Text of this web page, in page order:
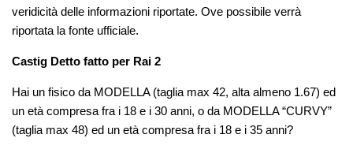
veridicità delle informazioni riportate. Ove possibile verrà
riportata la fonte ufficiale.
Castig Detto fatto per Rai 2
Hai un fisico da MODELLA (taglia max 42, alta almeno 1.67) ed
un età compresa fra i 18 e i 30 anni, o da MODELLA “CURVY”
(taglia max 48) ed un età compresa fra i 18 e i 35 anni?